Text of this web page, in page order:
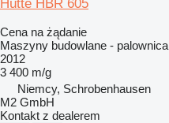
Hütte HBR 605
Cena na żądanie
Maszyny budowlane - palownica
2012
3 400 m/g
Niemcy, Schrobenhausen
M2 GmbH
Kontakt z dealerem